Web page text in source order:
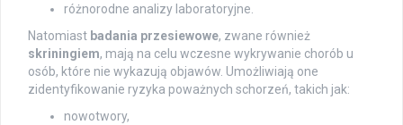
różnorodne analizy laboratoryjne.
Natomiast badania przesiewowe, zwane również
skriningiem, mają na celu wczesne wykrywanie chorób u
osób, które nie wykazują objawów. Umożliwiają one
zidentyfikowanie ryzyka poważnych schorzeń, takich jak:
nowotwory,